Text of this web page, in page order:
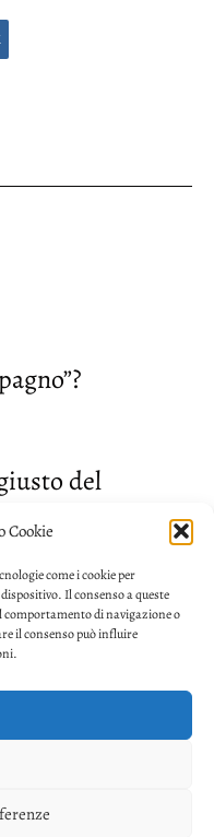
Cookie
come i cookie per
Il consenso a queste
comportamento di navigazione o
il consenso può influire
del